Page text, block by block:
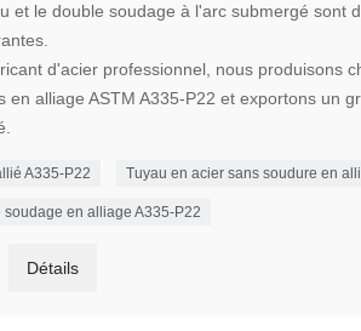
et le double soudage à l'arc submergé sont
d'acier professionnel, nous produisons
en alliage ASTM A335-P22 et exportons un
A335-P22 Tuyau en acier sans soudure en
soudage en alliage A335-P22
Détails